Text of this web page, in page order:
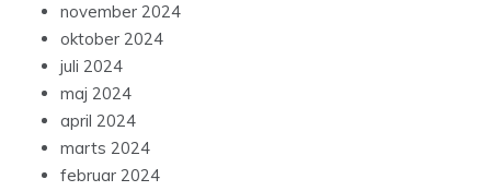
november 2024
oktober 2024
juli 2024
maj 2024
april 2024
marts 2024
februar 2024